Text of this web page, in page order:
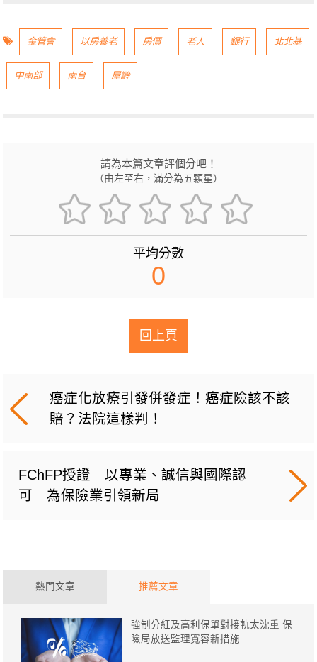
金管會 以房養老 房價 老人 銀行 北北基
中南部 南台 屋齡
請為本篇文章評個分吧！
（由左至右，滿分為五顆星）
平均分數
0
回上頁
癌症化放療引發併發症！癌症險該不該
賠？法院這樣判！
FChFP授證 以專業、誠信與國際認
可 為保險業引領新局
熱門文章 推薦文章
強制分紅及高利保單對接軌太沈重 保
險局放送監理寬容新措施